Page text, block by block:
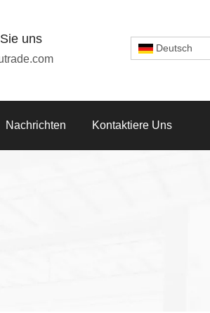
uns
Deutsch
Nachrichten Kontaktiere Uns